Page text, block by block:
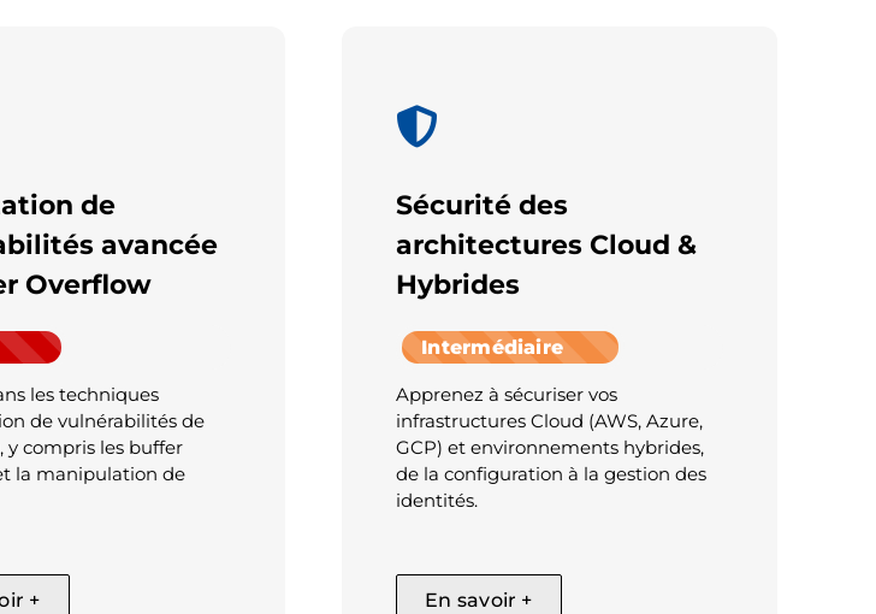
de
avancée
Overflow
les techniques
de vulnérabilités de
y compris les buffer
la manipulation de
+
Sécurité des
architectures Cloud &
Hybrides
Intermédiaire
Apprenez à sécuriser vos
infrastructures Cloud (AWS, Azure,
GCP) et environnements hybrides,
de la configuration à la gestion des
identités.
En savoir +